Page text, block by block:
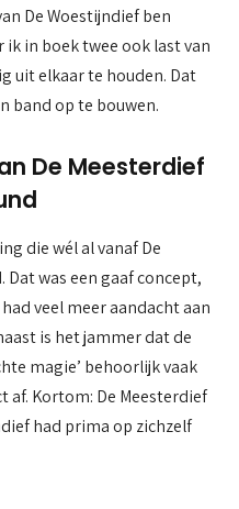
De Woestijndief ben
in boek twee ook last van
uit elkaar te houden. Dat
band op te bouwen.
De Meesterdief
die wél al vanaf De
was een gaaf concept,
veel meer aandacht aan
is het jammer dat de
magie’ behoorlijk vaak
Kortom: De Meesterdief
had prima op zichzelf